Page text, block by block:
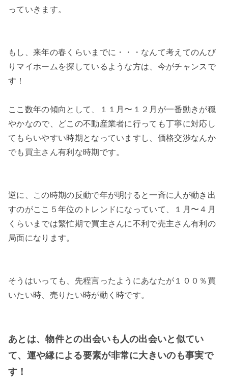
っていきます。
もし、来年の春くらいまでに・・・なんて考えてのんび
りマイホームを探しているような方は、今がチャンスで
す！
ここ数年の傾向として、１１月〜１２月が一番動きが穏
やかなので、どこの不動産業者に行っても丁寧に対応し
てもらいやすい時期となっていますし、価格交渉なんか
でも買主さん有利な時期です。
逆に、この時期の反動で年が明けると一斉に人が動き出
すのがここ５年位のトレンドになっていて、１月〜４月
くらいまでは繁忙期で買主さんに不利で売主さん有利の
局面になります。
そうはいっても、先程言ったようにあなたが１００％買
いたい時、売りたい時が動く時です。
あとは、物件との出会いも人の出会いと似てい
て、運や縁による要素が非常に大きいのも事実で
す！